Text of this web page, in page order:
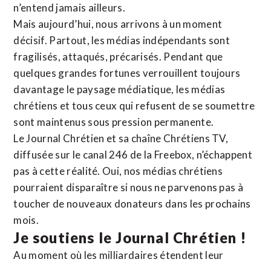
n’entend jamais ailleurs.
Mais aujourd’hui, nous arrivons à un moment
décisif. Partout, les médias indépendants sont
fragilisés, attaqués, précarisés. Pendant que
quelques grandes fortunes verrouillent toujours
davantage le paysage médiatique, les médias
chrétiens et tous ceux qui refusent de se soumettre
sont maintenus sous pression permanente.
Le Journal Chrétien et sa chaîne Chrétiens TV,
diffusée sur le canal 246 de la Freebox, n’échappent
pas à cette réalité. Oui, nos médias chrétiens
pourraient disparaître si nous ne parvenons pas à
toucher de nouveaux donateurs dans les prochains
mois.
Je soutiens le Journal Chrétien !
Au moment où les milliardaires étendent leur